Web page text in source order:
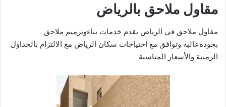
مقاول ملاحق بالرياض
مقاول ملاحق في الرياض يقدم خدمات بناءوترميم ملاحق
بجودةعالية وتوافق مع احتياجات سكان الرياض مع الالتزام بالجداول
الزمنية والأسعار المناسبة